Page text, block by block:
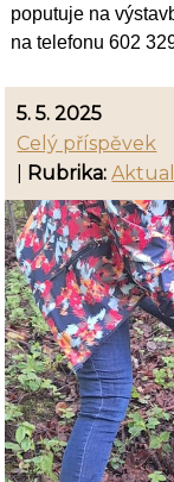
poputuje na
na telefonu 602
5. 5. 2025
Celý příspěvek
Rubrika: